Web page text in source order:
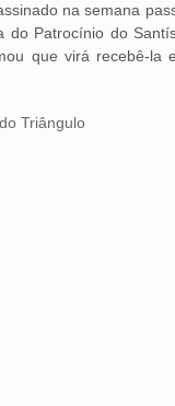
na semana
do Patrocínio do
que virá recebê-la
Triângulo